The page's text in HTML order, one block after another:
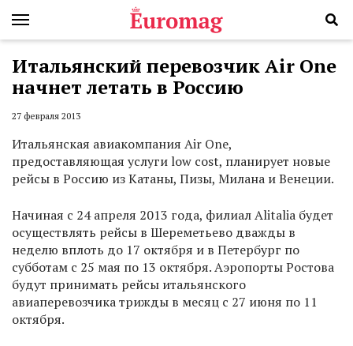
Итальянский перевозчик Air One
начнет летать в Россию
27 февраля 2013
Итальянская авиакомпания Air One,
предоставляющая услуги low cost, планирует новые
рейсы в Россию из Катаны, Пизы, Милана и Венеции.
Начиная с 24 апреля 2013 года, филиал Alitalia будет
осуществлять рейсы в Шереметьево дважды в
неделю вплоть до 17 октября и в Петербург по
субботам с 25 мая по 13 октября. Аэропорты Ростова
будут принимать рейсы итальянского
авиаперевозчика трижды в месяц с 27 июня по 11
октября.